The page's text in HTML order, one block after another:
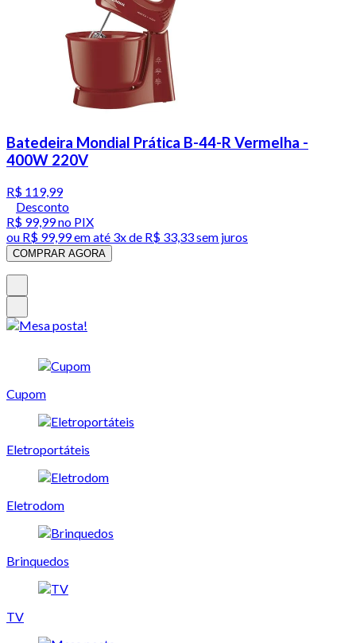
Batedeira Mondial Prática B-44-R Vermelha -
400W 220V
R$ 119,99
Desconto
R$ 99,99no PIX
ou R$ 99,99em até 3x de R$ 33,33 sem juros
COMPRAR AGORA
Cupom
Eletroportáteis
Eletrodom
Brinquedos
TV